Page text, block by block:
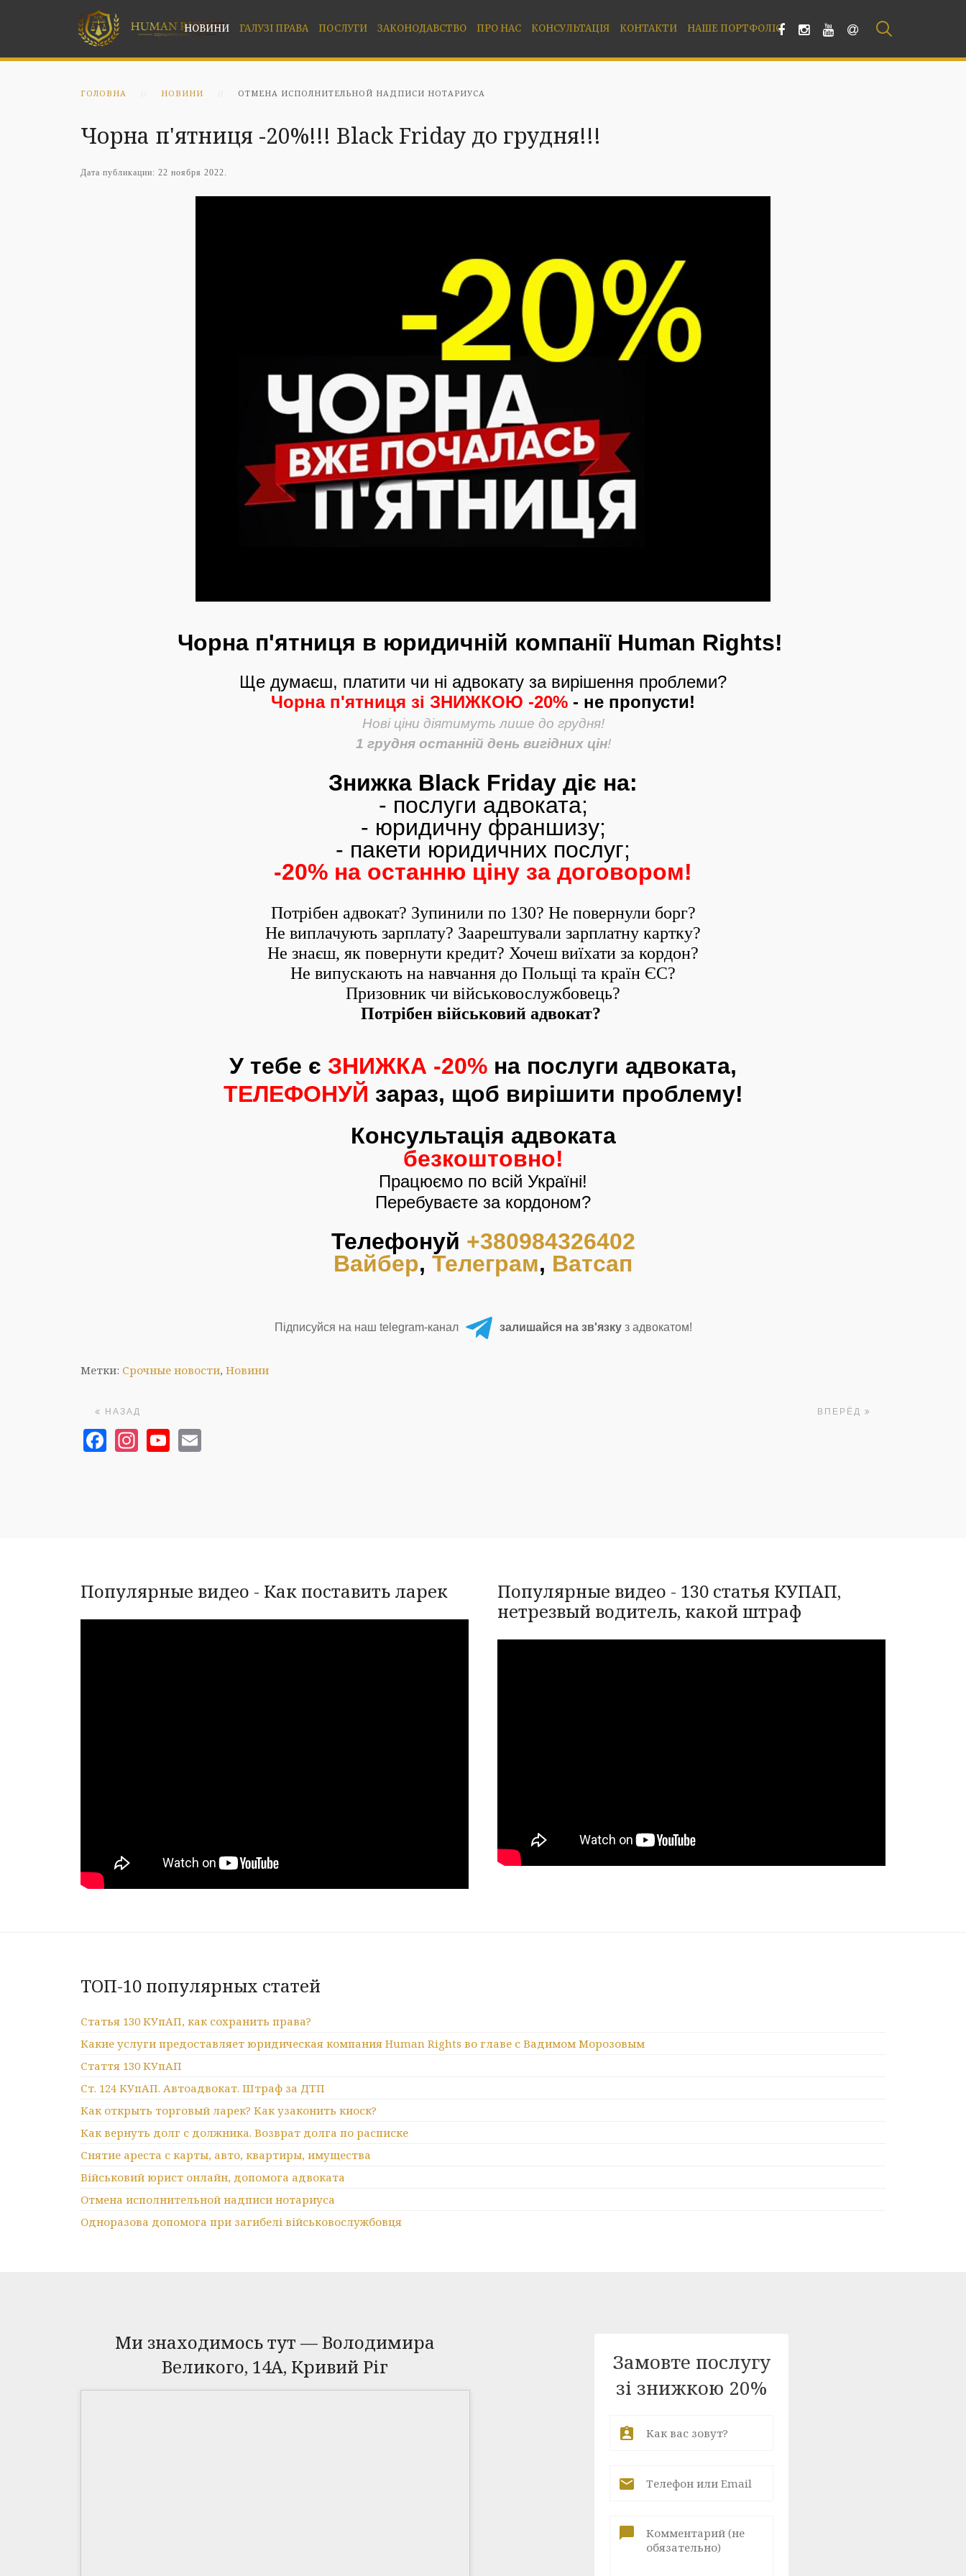
НОВИНИ ГАЛУЗІ ПРАВА ПОСЛУГИ ЗАКОНОДАВСТВО ПРО НАС КОНСУЛЬТАЦІЯ КОНТАКТИ НАШЕ ПОРТФОЛІО
ГОЛОВНА НОВИНИ ОТМЕНА ИСПОЛНИТЕЛЬНОЙ НАДПИСИ НОТАРИУСА
Чорна п'ятниця -20%!!! Black Friday до грудня!!!
Дата публикации: 22 ноября 2022.
Чорна п'ятниця в юридичній компанії Human Rights!
Ще думаєш, платити чи ні адвокату за вирішення проблеми?
Чорна п'ятниця зі ЗНИЖКОЮ -20% - не пропусти!
Нові ціни діятимуть лише до грудня!
1 грудня останній день вигідних цін!
Знижка Black Friday діє на:
- послуги адвоката;
- юридичну франшизу;
- пакети юридичних послуг;
-20% на останню ціну за договором!
Потрібен адвокат? Зупинили по 130? Не повернули борг?
Не виплачують зарплату? Заарештували зарплатну картку?
Не знаєш, як повернути кредит? Хочеш виїхати за кордон?
Не випускають на навчання до Польщі та країн ЄС?
Призовник чи військовослужбовець?
Потрібен військовий адвокат?
У тебе є ЗНИЖКА -20% на послуги адвоката,
ТЕЛЕФОНУЙ зараз, щоб вирішити проблему!
Консультація адвоката
безкоштовно!
Працюємо по всій Україні!
Перебуваєте за кордоном?
Телефонуй +380984326402
Вайбер, Телеграм, Ватсап
Підписуйся на наш telegram-канал залишайся на зв'язкуз адвокатом!
Метки: Срочные новости, Новини
НАЗАД ВПЕРЁД
Facebook
Instagram
YouTube
Популярные видео - Как поставить ларек
Популярные видео - 130 статья КУПАП,
нетрезвый водитель, какой штраф
ТОП-10 популярных статей
Статья 130 КУпАП, как сохранить права?
Какие услуги предоставляет юридическая компания Human Rights во главе с Вадимом Морозовым
Стаття 130 КУпАП
Ст. 124 КУпАП. Автоадвокат. Штраф за ДТП
Как открыть торговый ларек? Как узаконить киоск?
Как вернуть долг с должника. Возврат долга по расписке
Снятие ареста с карты, авто, квартиры, имущества
Військовий юрист онлайн, допомога адвоката
Отмена исполнительной надписи нотариуса
Одноразова допомога при загибелі військовослужбовця
Ми знаходимось тут — Володимира
Великого, 14А, Кривий Ріг
Замовте послугу
зі знижкою 20%